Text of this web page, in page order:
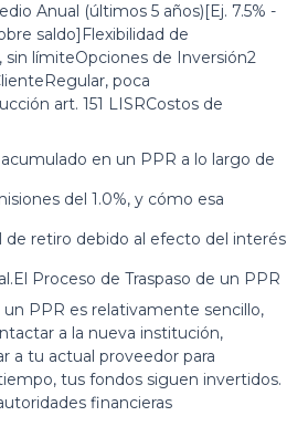
Anual (últimos 5 años)[Ej. 7.5% -
saldo]Flexibilidad de
límiteOpciones de Inversión2
poca
art. 151 LISRCostos de
en un PPR a lo largo de
del 1.0%, y cómo esa
retiro debido al efecto del interés
Proceso de Traspaso de un PPR
PPR es relativamente sencillo,
a la nueva institución,
a tu actual proveedor para
tus fondos siguen invertidos.
financieras